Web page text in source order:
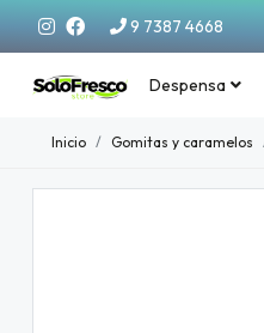
9 7387 4668
Despensa
Inicio Gomitas y caramelos